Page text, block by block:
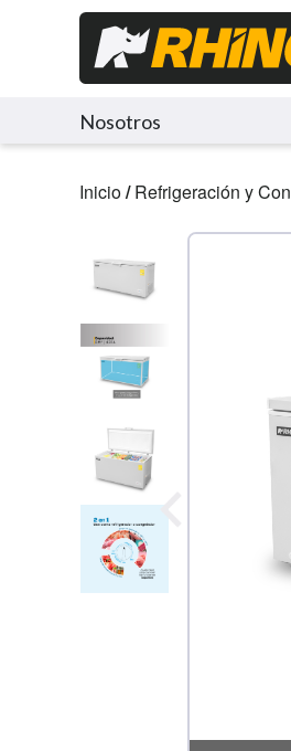
Nosotros
Inicio/Refrigeración y